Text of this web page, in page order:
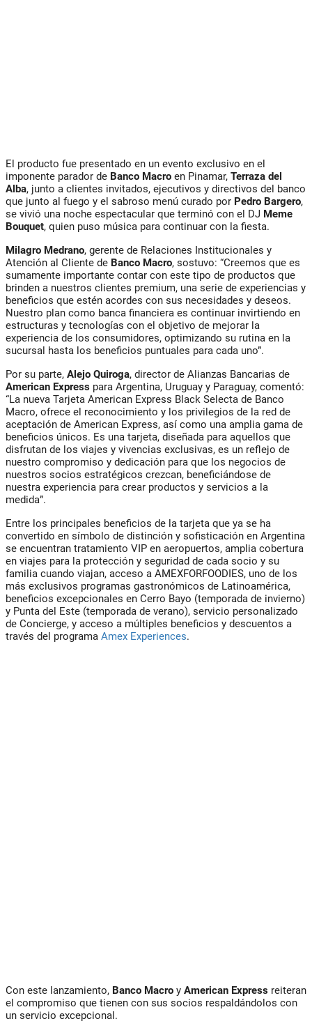
El producto fue presentado en un evento exclusivo en el
imponente parador de Banco Macro en Pinamar, Terraza del
Alba, junto a clientes invitados, ejecutivos y directivos del banco
que junto al fuego y el sabroso menú curado por Pedro Bargero,
se vivió una noche espectacular que terminó con el DJ Meme
Bouquet, quien puso música para continuar con la fiesta.
Milagro Medrano, gerente de Relaciones Institucionales y
Atención al Cliente de Banco Macro, sostuvo: “Creemos que es
sumamente importante contar con este tipo de productos que
brinden a nuestros clientes premium, una serie de experiencias y
beneficios que estén acordes con sus necesidades y deseos.
Nuestro plan como banca financiera es continuar invirtiendo en
estructuras y tecnologías con el objetivo de mejorar la
experiencia de los consumidores, optimizando su rutina en la
sucursal hasta los beneficios puntuales para cada uno”.
Por su parte, Alejo Quiroga, director de Alianzas Bancarias de
American Express para Argentina, Uruguay y Paraguay, comentó:
“La nueva Tarjeta American Express Black Selecta de Banco
Macro, ofrece el reconocimiento y los privilegios de la red de
aceptación de American Express, así como una amplia gama de
beneficios únicos. Es una tarjeta, diseñada para aquellos que
disfrutan de los viajes y vivencias exclusivas, es un reflejo de
nuestro compromiso y dedicación para que los negocios de
nuestros socios estratégicos crezcan, beneficiándose de
nuestra experiencia para crear productos y servicios a la
medida”.
Entre los principales beneficios de la tarjeta que ya se ha
convertido en símbolo de distinción y sofisticación en Argentina
se encuentran tratamiento VIP en aeropuertos, amplia cobertura
en viajes para la protección y seguridad de cada socio y su
familia cuando viajan, acceso a AMEXFORFOODIES, uno de los
más exclusivos programas gastronómicos de Latinoamérica,
beneficios excepcionales en Cerro Bayo (temporada de invierno)
y Punta del Este (temporada de verano), servicio personalizado
de Concierge, y acceso a múltiples beneficios y descuentos a
través del programa Amex Experiences.
Con este lanzamiento, Banco Macro y American Express reiteran
el compromiso que tienen con sus socios respaldándolos con
un servicio excepcional.